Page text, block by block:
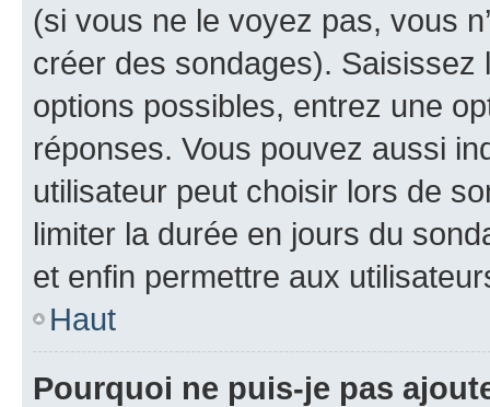
(si vous ne le voyez pas, vous
créer des sondages).
options possibles, entrez une
réponses. Vous pouvez aussi
utilisateur peut choisir lors de
limiter la durée en jours du
et enfin permettre aux
Haut
Pourquoi ne puis-je pas